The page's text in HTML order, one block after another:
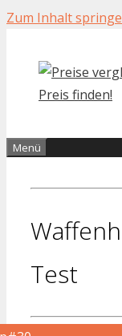
Zum Inhalt
Menü
Test